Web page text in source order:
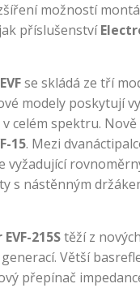
možností
příslušenství
EVFse skládá ze tří
modely poskytují
celém spektru.
15. Mezi
vyžadující
s nástěnným
215Stěží z
Větší
přepínač